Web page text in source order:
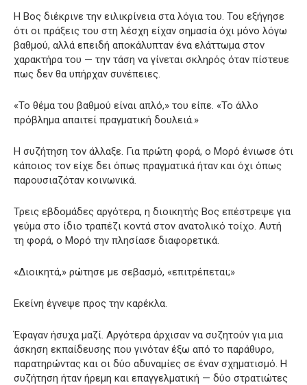
Η Βος διέκρινε την ειλικρίνεια στα λόγια του. Του εξήγησε
ότι οι πράξεις του στη λέσχη είχαν σημασία όχι μόνο λόγω
βαθμού, αλλά επειδή αποκάλυπταν ένα ελάττωμα στον
χαρακτήρα του — την τάση να γίνεται σκληρός όταν πίστευε
πως δεν θα υπήρχαν συνέπειες.
«Το θέμα του βαθμού είναι απλό,» του είπε. «Το άλλο
πρόβλημα απαιτεί πραγματική δουλειά.»
Η συζήτηση τον άλλαξε. Για πρώτη φορά, ο Μορό ένιωσε ότι
κάποιος τον είχε δει όπως πραγματικά ήταν και όχι όπως
παρουσιαζόταν κοινωνικά.
Τρεις εβδομάδες αργότερα, η διοικητής Βος επέστρεψε για
γεύμα στο ίδιο τραπέζι κοντά στον ανατολικό τοίχο. Αυτή
τη φορά, ο Μορό την πλησίασε διαφορετικά.
«Διοικητά,» ρώτησε με σεβασμό, «επιτρέπεται;»
Εκείνη έγνεψε προς την καρέκλα.
Έφαγαν ήσυχα μαζί. Αργότερα άρχισαν να συζητούν για μια
άσκηση εκπαίδευσης που γινόταν έξω από το παράθυρο,
παρατηρώντας και οι δύο αδυναμίες σε έναν σχηματισμό. Η
συζήτηση ήταν ήρεμη και επαγγελματική — δύο στρατιώτες